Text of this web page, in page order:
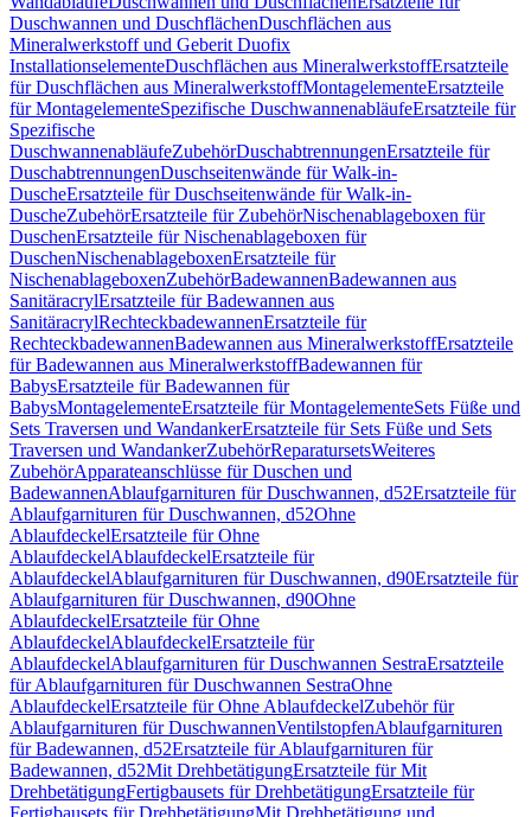
Duschwannen und DuschflächenDuschflächen aus
Mineralwerkstoff und Geberit Duofix
InstallationselementeDuschflächen aus MineralwerkstoffErsatzteile
für Duschflächen aus MineralwerkstoffMontagelementeErsatzteile
für MontagelementeSpezifische DuschwannenabläufeErsatzteile für
Spezifische
DuschwannenabläufeZubehörDuschabtrennungenErsatzteile für
DuschabtrennungenDuschseitenwände für Walk-in-
DuscheErsatzteile für Duschseitenwände für Walk-in-
DuscheZubehörErsatzteile für ZubehörNischenablageboxen für
DuschenErsatzteile für Nischenablageboxen für
DuschenNischenablageboxenErsatzteile für
NischenablageboxenZubehörBadewannenBadewannen aus
SanitäracrylErsatzteile für Badewannen aus
SanitäracrylRechteckbadewannenErsatzteile für
RechteckbadewannenBadewannen aus MineralwerkstoffErsatzteile
für Badewannen aus MineralwerkstoffBadewannen für
BabysErsatzteile für Badewannen für
BabysMontagelementeErsatzteile für MontagelementeSets Füße und
Sets Traversen und WandankerErsatzteile für Sets Füße und Sets
Traversen und WandankerZubehörReparatursetsWeiteres
ZubehörApparateanschlüsse für Duschen und
BadewannenAblaufgarnituren für Duschwannen, d52Ersatzteile für
Ablaufgarnituren für Duschwannen, d52Ohne
AblaufdeckelErsatzteile für Ohne
AblaufdeckelAblaufdeckelErsatzteile für
AblaufdeckelAblaufgarnituren für Duschwannen, d90Ersatzteile für
Ablaufgarnituren für Duschwannen, d90Ohne
AblaufdeckelErsatzteile für Ohne
AblaufdeckelAblaufdeckelErsatzteile für
AblaufdeckelAblaufgarnituren für Duschwannen SestraErsatzteile
für Ablaufgarnituren für Duschwannen SestraOhne
AblaufdeckelErsatzteile für Ohne AblaufdeckelZubehör für
Ablaufgarnituren für DuschwannenVentilstopfenAblaufgarnituren
für Badewannen, d52Ersatzteile für Ablaufgarnituren für
Badewannen, d52Mit DrehbetätigungErsatzteile für Mit
DrehbetätigungFertigbausets für DrehbetätigungErsatzteile für
Fertigbausets für DrehbetätigungMit Drehbetätigung und